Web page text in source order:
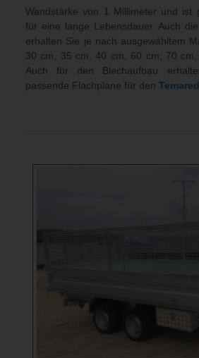
Wandstärke von 1 Millimeter und ist
für eine lange Lebensdauer. Auch
erhalten Sie je nach ausgewähltem
30 cm, 35 cm, 40 cm, 60 cm, 70 cm,
Auch für den Blechaufbau
passende Flachplane für den